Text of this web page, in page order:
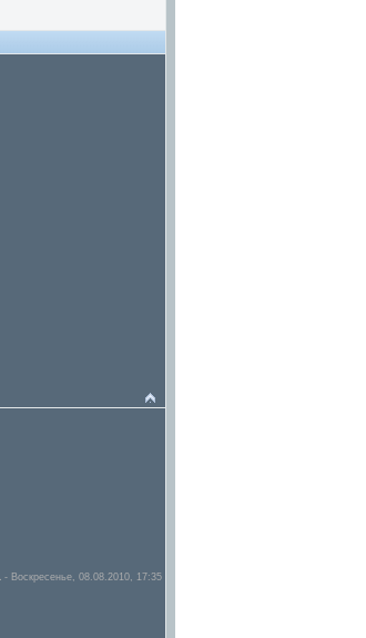
- Воскресенье, 08.08.2010, 17:35